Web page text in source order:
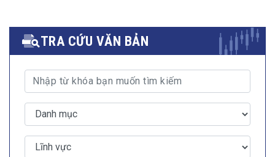
TRA CỨU VĂN BẢN